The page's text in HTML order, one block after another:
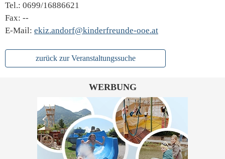
Tel.: 0699/16886621
Fax: --
E-Mail: ekiz.andorf@kinderfreunde-ooe.at
zurück zur Veranstaltungssuche
WERBUNG